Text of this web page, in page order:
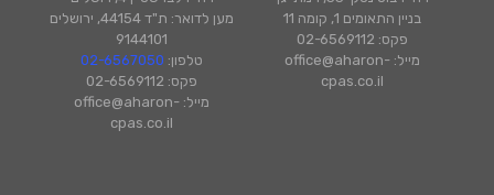
בניין התאומים 1, קומה 11
פקס: 02-6569112
מייל: office@aharon-
cpas.co.il
מען לדואר: ת"ד 44154, ירושלים
9144101
טלפון: 02-6567050
פקס: 02-6569112
מייל: office@aharon-
cpas.co.il